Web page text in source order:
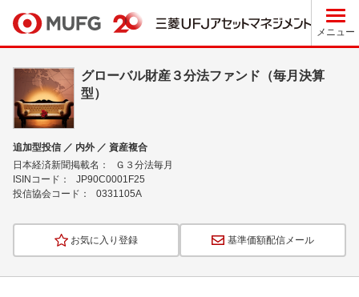
メニュー
グローバル財産３分法ファンド（毎月決算
型）
追加型投信 ／ 内外 ／ 資産複合
日本経済新聞掲載名：
Ｇ３分法毎月
ISINコード：
JP90C0001F25
投信協会コード：
0331105A
お気に入り登録 基準価額配信メール